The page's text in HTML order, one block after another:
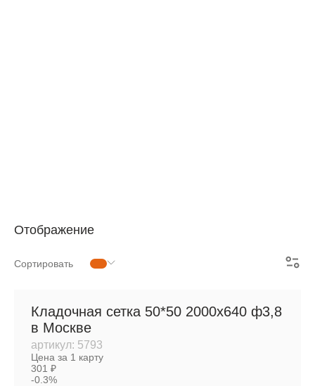
Отображение
Сортировать
Кладочная сетка 50*50 2000х640 ф3,8
в Москве
артикул: 5793
Цена за 1 карту
301 ₽
-0.3%